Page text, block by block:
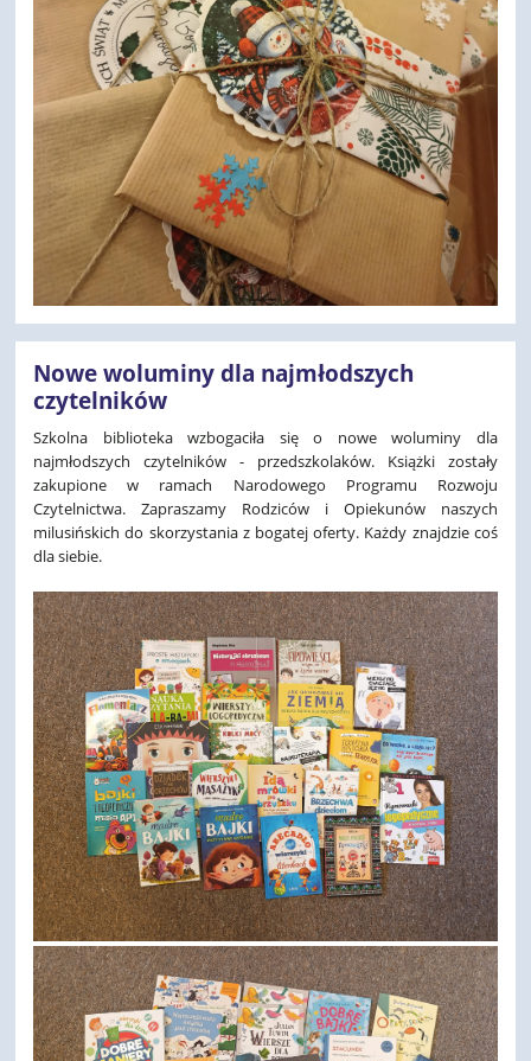
Nowe woluminy dla najmłodszych
czytelników
Szkolna biblioteka wzbogaciła się o nowe woluminy dla
najmłodszych czytelników - przedszkolaków. Książki zostały
zakupione w ramach Narodowego Programu Rozwoju
Czytelnictwa. Zapraszamy Rodziców i Opiekunów naszych
milusińskich do skorzystania z bogatej oferty. Każdy znajdzie coś
dla siebie.